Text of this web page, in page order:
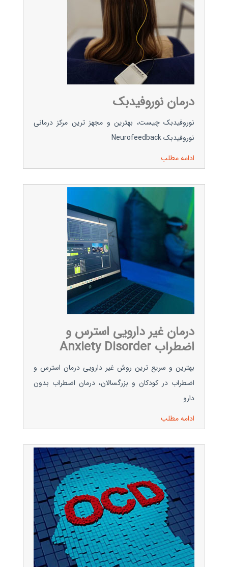
درمان نوروفیدبک
نوروفیدبک چیست، بهترین و مجهز ترین مرکز درمانی
نوروفیدبک Neurofeedback
ادامه مطلب
درمان غیر دارویی استرس و
اضطراب Anxiety Disorder
بهترین و سریع ترین روش غیر دارویی درمان استرس و
اضطراب در کودکان و بزرگسالان، درمان اضطراب بدون
دارو
ادامه مطلب